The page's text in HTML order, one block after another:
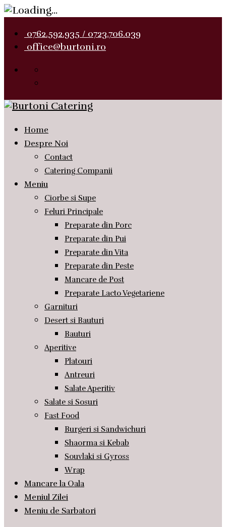
0762.592.935 / 0723.706.039
office@burtoni.ro
Home
Despre Noi
Contact
Catering Companii
Meniu
Ciorbe si Supe
Feluri Principale
Preparate din Porc
Preparate din Pui
Preparate din Vita
Preparate din Peste
Mancare de Post
Preparate Lacto Vegetariene
Garnituri
Desert si Bauturi
Bauturi
Aperitive
Platouri
Antreuri
Salate Aperitiv
Salate si Sosuri
Fast Food
Burgeri si Sandwichuri
Shaorma si Kebab
Souvlaki si Gyross
Wrap
Mancare la Oala
Meniul Zilei
Meniu de Sarbatori